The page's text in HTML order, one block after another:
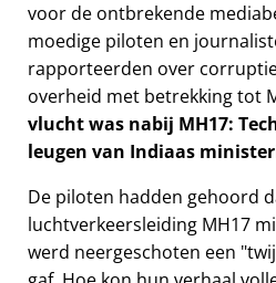
voor de ontbrekende
moedige piloten en
rapporteerden over
overheid met betrekking tot
vlucht was nabij MH17:
leugen van Indiaas
De piloten hadden gehoord
luchtverkeersleiding MH17
werd neergeschoten een